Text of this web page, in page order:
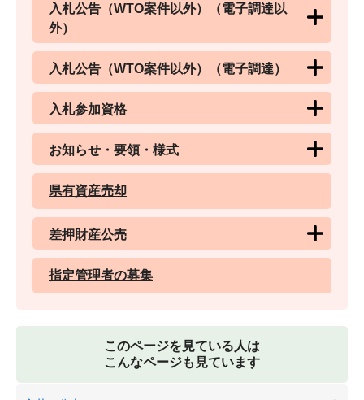
入札公告（WTO案件以外）（電子調達以
外）
入札公告（WTO案件以外）（電子調達）
入札参加資格
お知らせ・要領・様式
県有資産売却
差押財産公売
指定管理者の募集
このページを見ている人は
こんなページも見ています